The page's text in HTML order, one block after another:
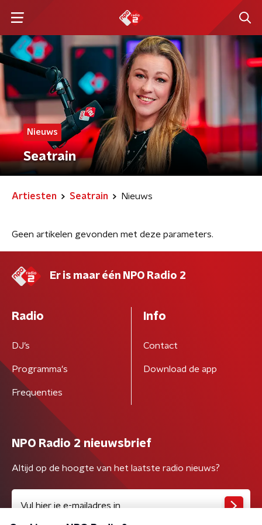
Nieuws
Seatrain
Artiesten Seatrain Nieuws
Geen artikelen gevonden met deze parameters.
Er is maar één NPO Radio 2
Radio
DJ’s
Programma's
Frequenties
Info
Contact
Download de app
NPO Radio 2 nieuwsbrief
Altijd op de hoogte van het laatste radio nieuws?